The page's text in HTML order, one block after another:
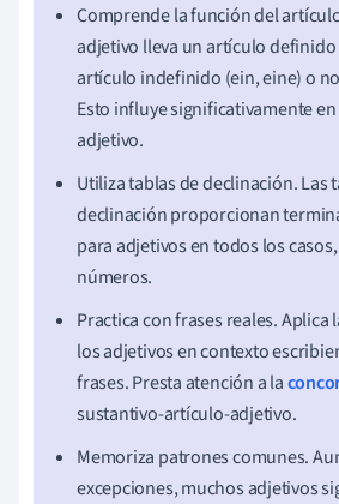
Comprende la función del
adjetivo lleva un artículo definido
artículo indefinido (ein, eine) o
Esto influye significativamente
adjetivo.
Utiliza tablas de declinación. Las
declinación proporcionan
para adjetivos en todos los
números.
Practica con frases reales. Aplica
los adjetivos en contexto
frases. Presta atención a la
sustantivo-artículo-adjetivo.
Memoriza patrones comunes.
excepciones, muchos adjetivos